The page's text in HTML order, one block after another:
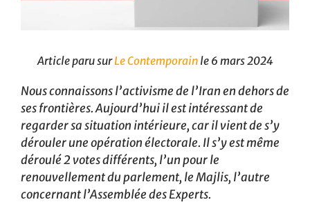
Article paru surLe Contemporainle 6 mars 2024
Nous connaissons l’activisme de l’Iran en dehors de
ses frontières. Aujourd’hui il est intéressant de
regarder sa situation intérieure, car il vient de s’y
dérouler une opération électorale. Il s’y est même
déroulé 2 votes différents, l’un pour le
renouvellement du parlement, le Majlis, l’autre
concernant l’Assemblée des Experts.